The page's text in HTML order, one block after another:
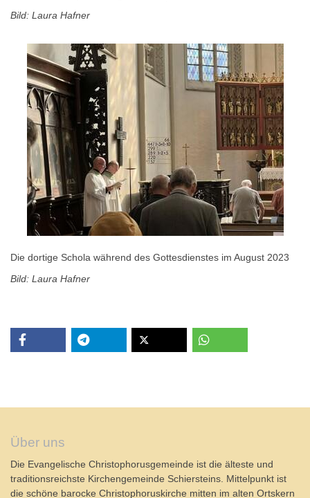
Bild: Laura Hafner
Die dortige Schola während des Gottesdienstes im August 2023
Bild: Laura Hafner
Über uns
Die Evangelische Christophorusgemeinde ist die älteste und
traditionsreichste Kirchengemeinde Schiersteins. Mittelpunkt ist
die schöne barocke Christophoruskirche mitten im alten Ortskern